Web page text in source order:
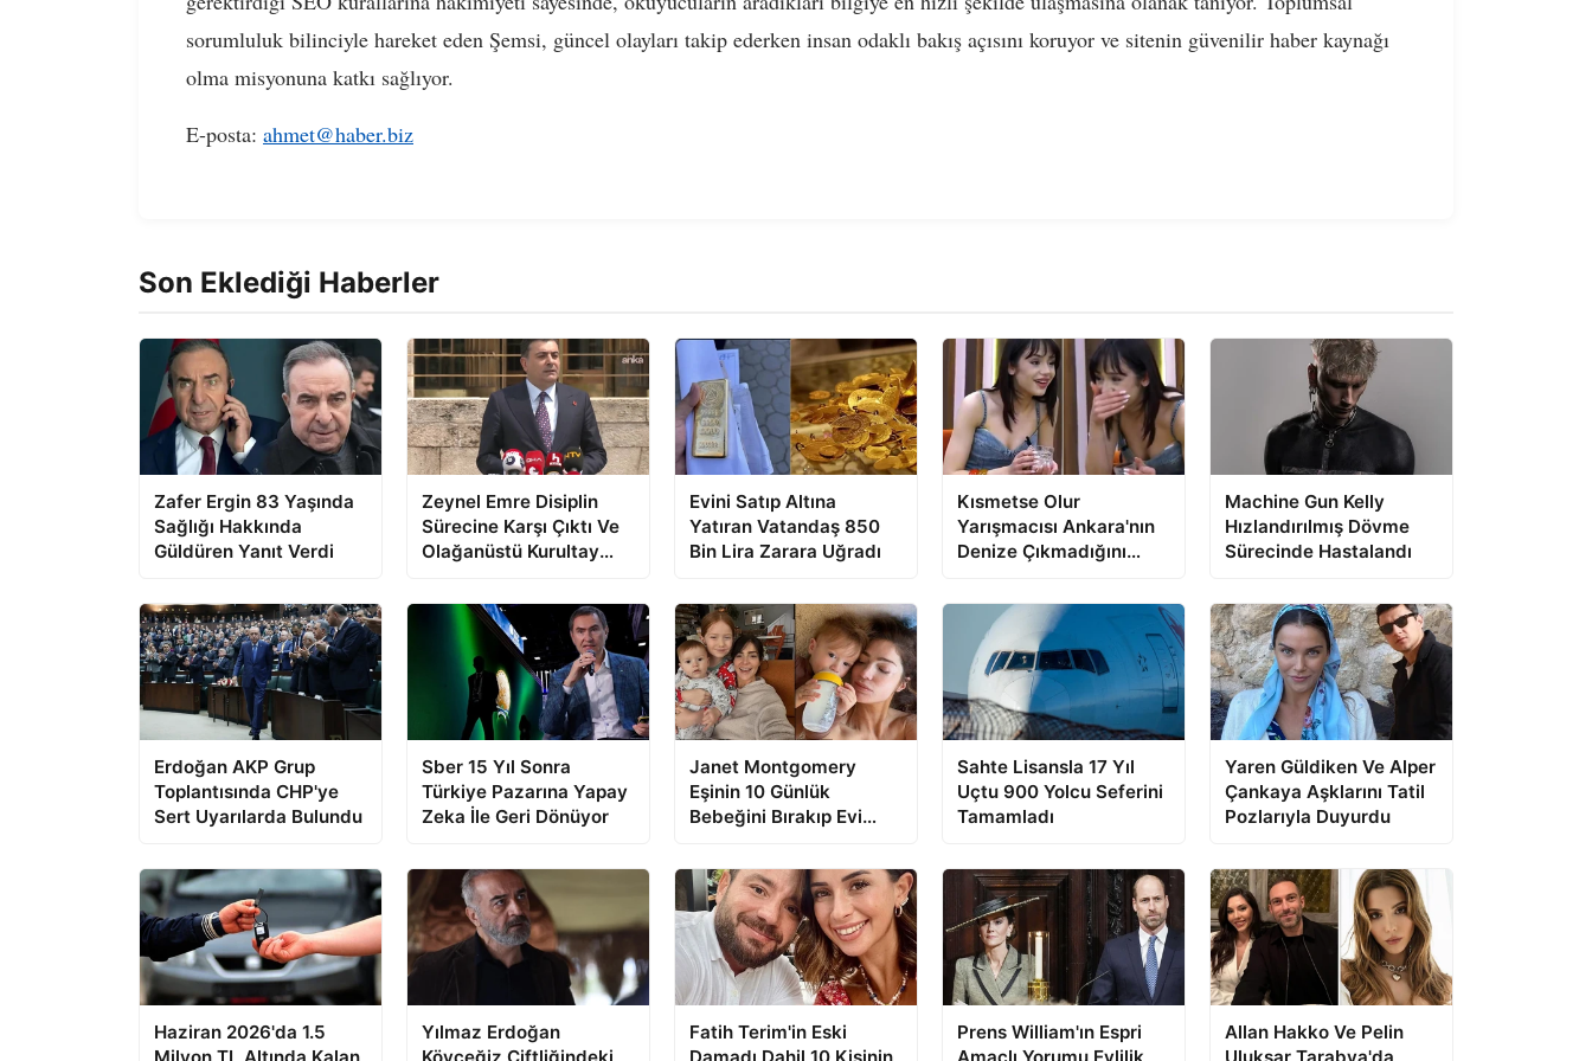
sorumluluk bilinciyle hareket eden Şemsi, güncel olayları takip ederken insan odaklı bakış açısını koruyor ve sitenin güvenilir haber kaynağı
olma misyonuna katkı sağlıyor.
E-posta: ahmet@haber.biz
Son Eklediği Haberler
Zafer Ergin 83 Yaşında
Sağlığı Hakkında
Güldüren Yanıt Verdi
Zeynel Emre Disiplin
Sürecine Karşı Çıktı Ve
Olağanüstü Kurultay
Evini Satıp Altına
Yatıran Vatandaş 850
Bin Lira Zarara Uğradı
Kısmetse Olur
Yarışmacısı Ankara'nın
Denize Çıkmadığını
Machine Gun Kelly
Hızlandırılmış Dövme
Sürecinde Hastalandı
Erdoğan AKP Grup
Toplantısında CHP'ye
Sert Uyarılarda Bulundu
Sber 15 Yıl Sonra
Türkiye Pazarına Yapay
Zeka İle Geri Dönüyor
Janet Montgomery
Eşinin 10 Günlük
Bebeğini Bırakıp Evi
Sahte Lisansla 17 Yıl
Uçtu 900 Yolcu Seferini
Tamamladı
Yaren Güldiken Ve Alper
Çankaya Aşklarını Tatil
Pozlarıyla Duyurdu
Haziran 2026'da 1.5
Yılmaz Erdoğan
Fatih Terim'in Eski
Prens William'ın Espri
Allan Hakko Ve Pelin